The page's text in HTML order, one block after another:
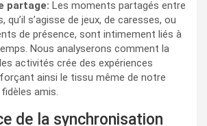
partage: Les moments partagés entre
qu’il s’agisse de jeux, de caresses, ou
de présence, sont intimement liés à
Nous analyserons comment la
activités crée des expériences
ainsi le tissu même de notre
amis.
de la synchronisation